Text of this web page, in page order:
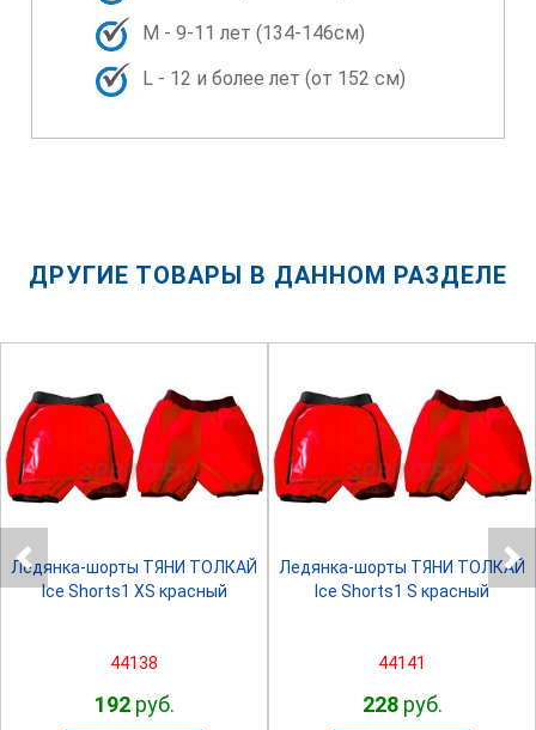
M - 9-11 лет (134-146см)
L - 12 и более лет (от 152 см)
ДРУГИЕ ТОВАРЫ В ДАННОМ РАЗДЕЛЕ
SPRINTER
Ледянка-шорты ТЯНИ ТОЛКАЙ
Ice Shorts1 XS красный
44138
192руб.
SPRINTER
Ледянка-шорты ТЯНИ ТОЛКАЙ
Ice Shorts1 S красный
44141
228руб.